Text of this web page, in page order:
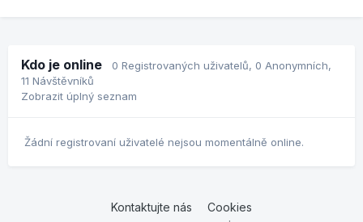
Kdo je online 0 Registrovaných uživatelů, 0 Anonymních,
11 Návštěvníků
Zobrazit úplný seznam
Žádní registrovaní uživatelé nejsou momentálně online.
Kontaktujte nás Cookies